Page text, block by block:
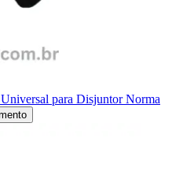
para Disjuntor Norma